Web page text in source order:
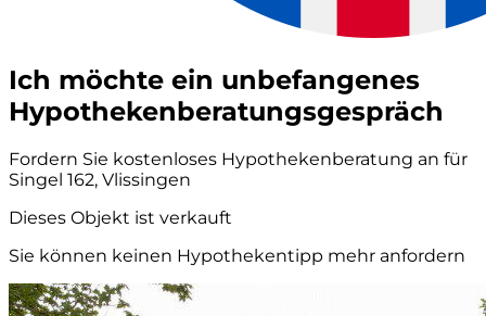
Ich möchte ein unbefangenes
Hypothekenberatungsgespräch
Fordern Sie kostenloses Hypothekenberatung an für
Singel 162, Vlissingen
Dieses Objekt ist verkauft
Sie können keinen Hypothekentipp mehr anfordern